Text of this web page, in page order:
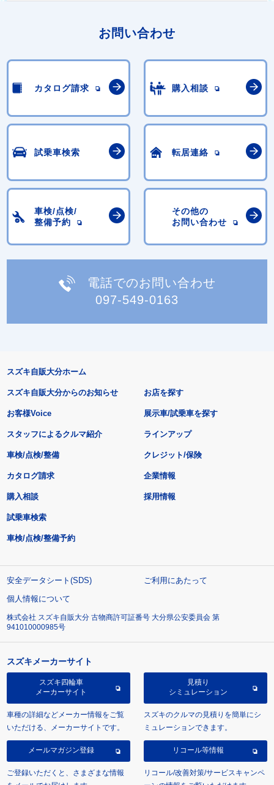
お問い合わせ
カタログ請求 購入相談
試乗車検索 転居連絡
車検/点検/
整備予約
その他の
お問い合わせ
電話でのお問い合わせ
097-549-0163
スズキ自販大分ホーム
スズキ自販大分からのお知らせ
お客様Voice
スタッフによるクルマ紹介
お店を探す
展示車/試乗車を探す
ラインアップ
車検/点検/整備 クレジット/保険
カタログ請求
購入相談
試乗車検索
車検/点検/整備予約
企業情報
採用情報
安全データシート(SDS)
ご利用にあたって
個人情報について
株式会社 スズキ自販大分 古物商許可証番号 大分県公安委員会 第
941010000985号
スズキメーカーサイト
スズキ四輪車
メーカーサイト
車種の詳細などメーカー情報をご覧
いただける、メーカーサイトです。
見積り
シミュレーション
スズキのクルマの見積りを簡単にシ
ミュレーションできます。
メールマガジン登録
ご登録いただくと、さまざまな情報
リコール等情報
リコール/改善対策/サービスキャンペ